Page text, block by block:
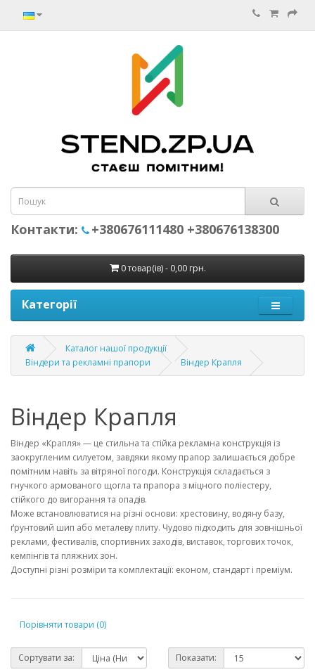
Контакти: +380676111480 +380676138300
0 товар(ів) - 0,00 грн.
Категорії
Каталог нашої продукції
Віндери та рекламні прапори
Віндер Крапля
Віндер Крапля
Віндер «Крапля» — це стильна та стійка рекламна конструкція із
заокругленим силуетом, завдяки якому прапор залишається добре
помітним навіть за вітряної погоди. Конструкція складається з
гнучкого армованого щогла та прапора з міцного поліестеру,
стійкого до вигорання та опадів.
Може встановлюватися на різні основи: хрестовину, водяну базу,
ґрунтовий шип або металеву плиту. Чудово підходить для зовнішньої
реклами, фестивалів, спортивних заходів, виставок, торгових точок,
кемпінгів та пляжних зон.
Доступні різні розміри та комплектації: економ, стандарт і преміум.
Порівняти товари (0)
Сортувати за: Показати: